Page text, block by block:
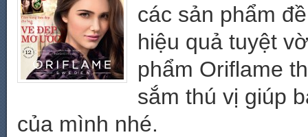
các sản phẩm
hiệu quả tuyệt
phẩm Oriflame
sắm thú vị giúp
của mình nhé.